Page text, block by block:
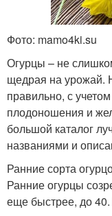
Фото: mamo4ki.su
Огурцы – не
щедрая на урожай.
правильно, с
плодоношения и
большой каталог
названиями и
Ранние сорта
Ранние огурцы
еще быстрее, до 40.